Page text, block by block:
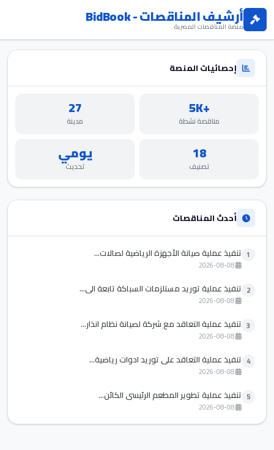
أرشيف المناقصات - BidBook
منصة المناقصات المصرية
إحصائيات المنصة
+5K
مناقصة نشطة
27
مدينة
18
تصنيف
يومي
تحديث
أحدث المناقصات
1 تنفيذ عملية صيانة الأجهزة الرياضية لصالات...
2 تنفيذ عملية توريد مستلزمات السباكة تابعة الي...
3 تنفيذ عملية التعاقد مع شركة لصيانة نظام انذار...
4 تنفيذ عملية التعاقد علي توريد ادوات رياضية...
5 تنفيذ عملية تطوير المطعم الرئيسي الكائن...